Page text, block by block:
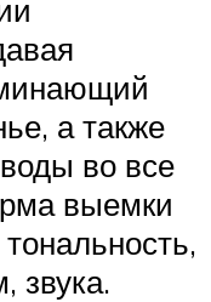
а также
во все
выемки
звука.